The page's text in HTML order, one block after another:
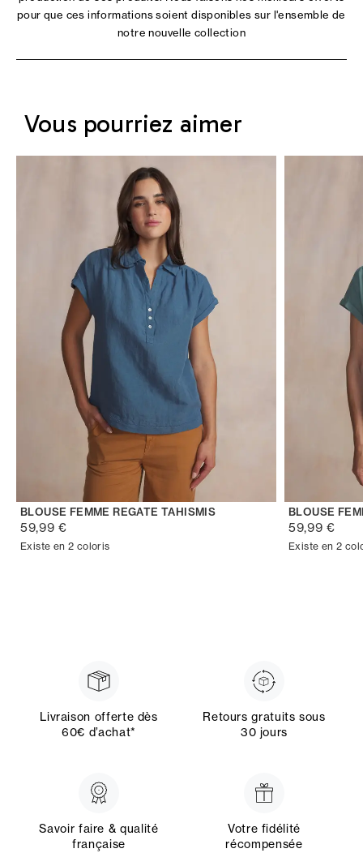
pour que ces informations soient disponibles sur l'ensemble de
notre nouvelle collection
Vous pourriez aimer
BLOUSE FEMME REGATE TAHISMIS
59,99 €
Existe en 2 coloris
BLOUSE
59,99 €
Existe en 2
Livraison offerte dès
60€ d’achat*
Retours gratuits sous
30 jours
Savoir faire & qualité
française
Votre fidélité
récompensée